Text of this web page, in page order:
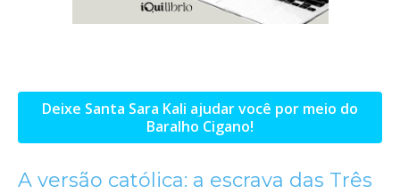
Deixe Santa Sara Kali ajudar você por meio do
Baralho Cigano!
A versão católica: a escrava das Três